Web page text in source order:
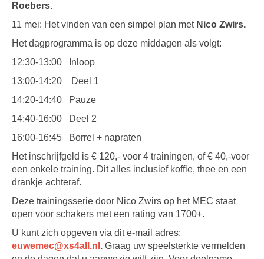
Roebers.
11 mei: Het vinden van een simpel plan met Nico Zwirs.
Het dagprogramma is op deze middagen als volgt:
12:30-13:00 Inloop
13:00-14:20 Deel 1
14:20-14:40 Pauze
14:40-16:00 Deel 2
16:00-16:45 Borrel + napraten
Het inschrijfgeld is € 120,- voor 4 trainingen, of € 40,-voor
een enkele training. Dit alles inclusief koffie, thee en een
drankje achteraf.
Deze trainingsserie door Nico Zwirs op het MEC staat
open voor schakers met een rating van 1700+.
U kunt zich opgeven via dit e-mail adres:
euwemec@xs4all.nl . Graag uw speelsterkte vermelden